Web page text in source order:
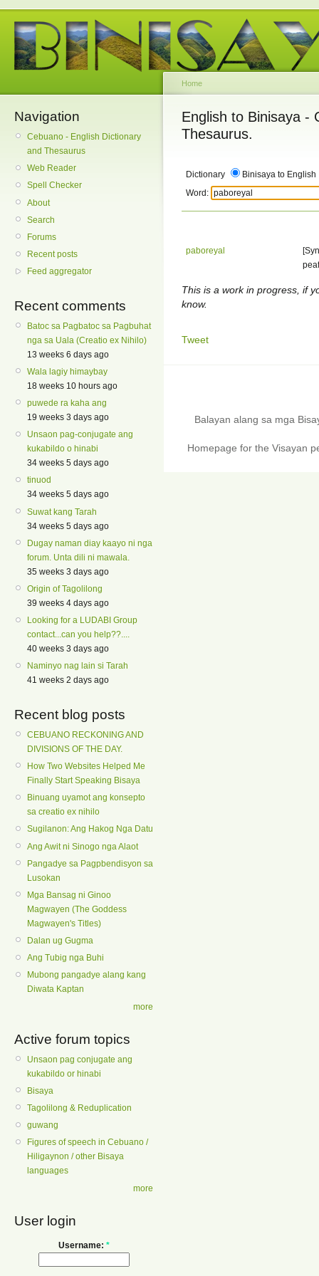
Navigation
Cebuano - English Dictionary
and Thesaurus
Web Reader
Spell Checker
About
Search
Forums
Recent posts
Feed aggregator
Recent comments
Batoc sa Pagbatoc sa Pagbuhat
nga sa Uala (Creatio ex Nihilo)
13 weeks 6 days ago
Wala lagiy himaybay
18 weeks 10 hours ago
puwede ra kaha ang
19 weeks 3 days ago
Unsaon pag-conjugate ang
kukabildo o hinabi
34 weeks 5 days ago
tinuod
34 weeks 5 days ago
Suwat kang Tarah
34 weeks 5 days ago
Dugay naman diay kaayo ni nga
forum. Unta dili ni mawala.
35 weeks 3 days ago
Origin of Tagolilong
39 weeks 4 days ago
Looking for a LUDABI Group
contact...can you help??....
40 weeks 3 days ago
Naminyo nag lain si Tarah
41 weeks 2 days ago
Recent blog posts
CEBUANO RECKONING AND
DIVISIONS OF THE DAY.
How Two Websites Helped Me
Finally Start Speaking Bisaya
Binuang uyamot ang konsepto
sa creatio ex nihilo
Sugilanon: Ang Hakog Nga Datu
Ang Awit ni Sinogo nga Alaot
Pangadye sa Pagpbendisyon sa
Lusokan
Mga Bansag ni Ginoo
Magwayen (The Goddess
Magwayen's Titles)
Dalan ug Gugma
Ang Tubig nga Buhi
Mubong pangadye alang kang
Diwata Kaptan
more
Active forum topics
Unsaon pag conjugate ang
kukabildo or hinabi
Bisaya
Tagolilong & Reduplication
guwang
Figures of speech in Cebuano /
Hiligaynon / other Bisaya
languages
more
User login
Username: *
Home
English to Binisaya -
Thesaurus.
Dictionary
Binisaya to English
Word:
paboreyal
This is a work in progress, if
know.
Tweet
Balayan alang sa mga
Homepage for the Visayan